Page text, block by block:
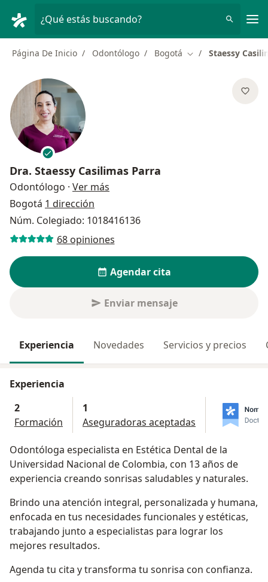
¿Qué estás buscando?
Página De Inicio Odontólogo Bogotá Cambiar de ciudad
Staessy
Dra. Staessy Casilimas Parra
Odontólogo · Ver más
Bogotá 1 dirección
Núm. Colegiado: 1018416136
68 opiniones
Agendar cita
Enviar mensaje
Experiencia Novedades Servicios y precios
Experiencia
2
Formación
1
Aseguradoras aceptadas
Odontóloga especialista en Estética Dental de la
Universidad Nacional de Colombia, con 13 años de
experiencia creando sonrisas saludables y naturales.
Brindo una atención integral, personalizada y humana,
enfocada en tus necesidades funcionales y estéticas,
trabajando junto a especialistas para lograr los
mejores resultados.
Agenda tu cita y transforma tu sonrisa con confianza.